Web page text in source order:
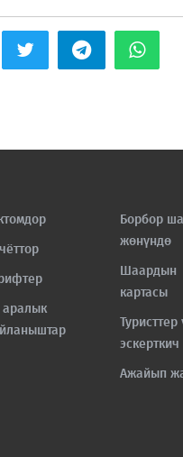
аралык
Борбор
жөнүндө
Шаардын
картасы
Туристтер
эскерткич
Ажайып